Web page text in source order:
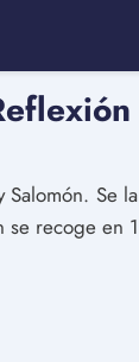
Se
recoge en